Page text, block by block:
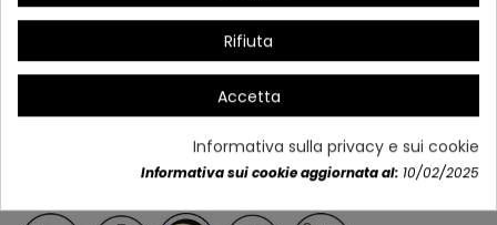
Rifiuta
Accetta
Informativa sulla privacy e sui cookie
Informativa sui cookie aggiornata al: 10/02/2025